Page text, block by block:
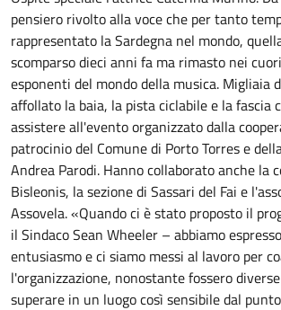
pensiero rivolto alla voce che per tanto
rappresentato la Sardegna nel mondo,
scomparso dieci anni fa ma rimasto nei
esponenti del mondo della musica. Migliaia
affollato la baia, la pista ciclabile e la fascia
assistere all'evento organizzato dalla
patrocinio del Comune di Porto Torres e
Andrea Parodi. Hanno collaborato anche la
Bisleonis, la sezione di Sassari del Fai e
Assovela. «Quando ci è stato proposto il
il Sindaco Sean Wheeler – abbiamo
entusiasmo e ci siamo messi al lavoro per
l'organizzazione, nonostante fossero
superare in un luogo così sensibile dal